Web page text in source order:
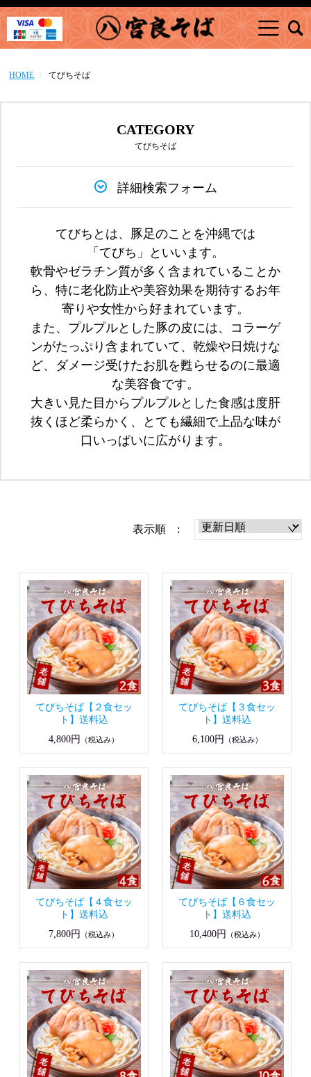
HOME てびちそば
CATEGORY
てびちそば
詳細検索フォーム
てびちとは、豚足のことを沖縄では
「てびち」といいます。
軟骨やゼラチン質が多く含まれていることか
ら、特に老化防止や美容効果を期待するお年
寄りや女性から好まれています。
また、プルプルとした豚の皮には、コラーゲ
ンがたっぷり含まれていて、乾燥や日焼けな
ど、ダメージ受けたお肌を甦らせるのに最適
な美容食です。
大きい見た目からプルプルとした食感は度肝
抜くほど柔らかく、とても繊細で上品な味が
口いっぱいに広がります。
表示順 :
てびちそば【２食セッ
ト】送料込
4,800円
（税込み）
てびちそば【３食セッ
ト】送料込
6,100円
（税込み）
てびちそば【４食セッ
ト】送料込
7,800円
（税込み）
てびちそば【６食セッ
ト】送料込
10,400円
（税込み）